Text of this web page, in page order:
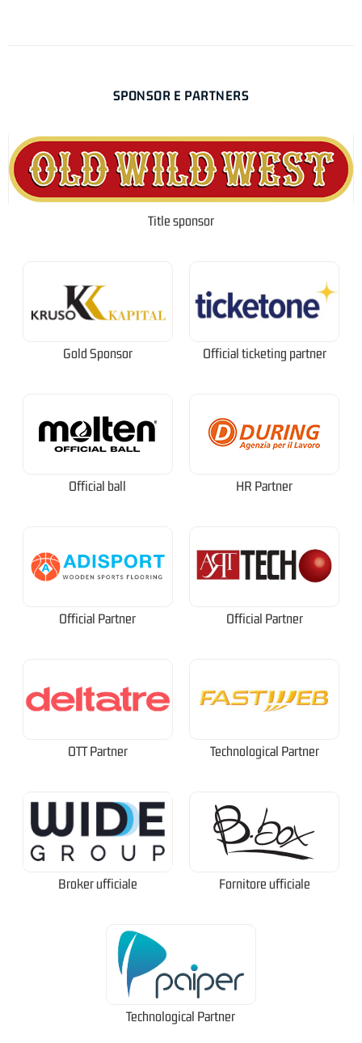
SPONSOR E PARTNERS
Title sponsor
Gold Sponsor Official ticketing partner
Official ball HR Partner
Official Partner Official Partner
OTT Partner Technological Partner
Broker ufficiale Fornitore ufficiale
Technological Partner